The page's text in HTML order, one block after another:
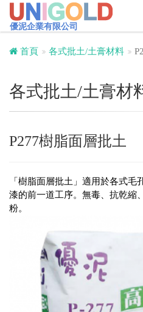
優泥企業有限公司
首頁 各式批土/土膏材料
各式批土/土膏材
P277樹脂面層批土
「樹脂面層批土」適用於各式
漆的前一道工序。無毒、抗乾縮
粉。